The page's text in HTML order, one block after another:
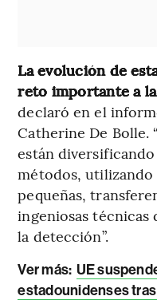
La evolución de
reto importante a
declaró en el
Catherine De Bolle.
están diversificando
métodos, utilizando
pequeñas,
ingeniosas
la detección”.
Ver más: UE
estadounidenses